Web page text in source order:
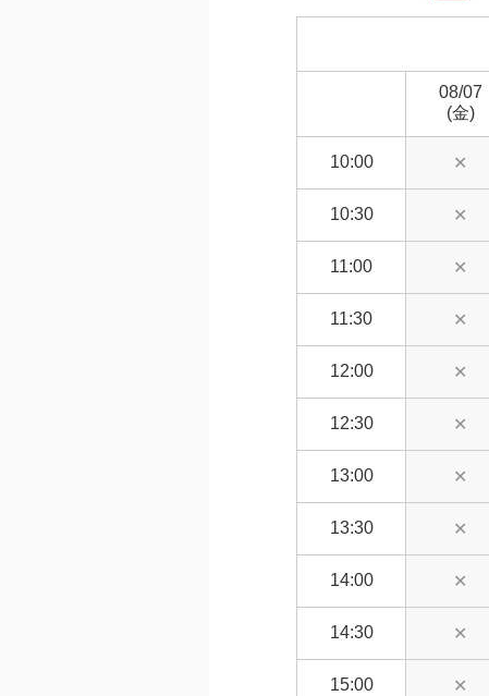
08/07
(金)
10:00 ✕
10:30 ✕
11:00 ✕
11:30 ✕
12:00 ✕
12:30 ✕
13:00 ✕
13:30 ✕
14:00 ✕
14:30 ✕
15:00 ✕